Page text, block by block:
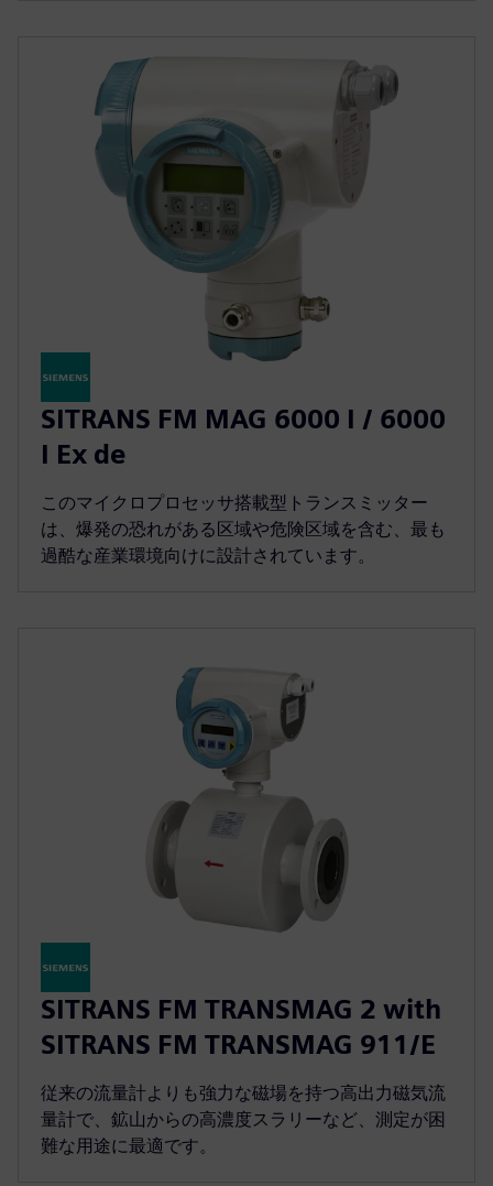
SITRANS FM MAG 6000 I / 6000
I Ex de
このマイクロプロセッサ搭載型トランスミッター
は、爆発の恐れがある区域や危険区域を含む、最も
過酷な産業環境向けに設計されています。
SITRANS FM TRANSMAG 2 with
SITRANS FM TRANSMAG 911/E
従来の流量計よりも強力な磁場を持つ高出力磁気流
量計で、鉱山からの高濃度スラリーなど、測定が困
難な用途に最適です。